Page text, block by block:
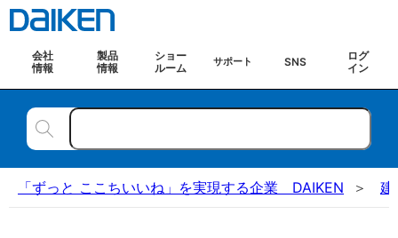
会社
情報
製品
情報
ショー
ルーム
サポート SNS
ログ
イン
「ずっと ここちいいね」を実現する企業 DAIKEN 建